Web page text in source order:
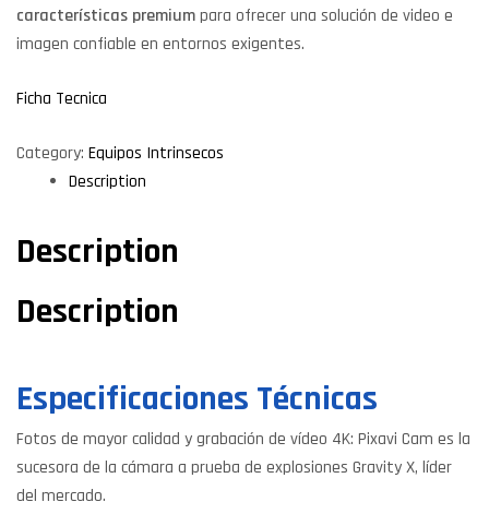
características premiumpara ofrecer una solución de video e
imagen confiable en entornos exigentes.
Ficha Tecnica
Category: Equipos Intrinsecos
Description
Description
Description
Especificaciones Técnicas
Fotos de mayor calidad y grabación de vídeo 4K: Pixavi Cam es la
sucesora de la cámara a prueba de explosiones Gravity X, líder
del mercado.